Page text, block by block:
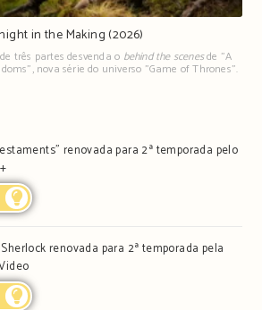
in the Making (2026)
três partes desvenda o behind the scenesde "A
nova série do universo "Game of Thrones".
renovada para 2ª temporada pelo
renovada para 2ª temporada pela